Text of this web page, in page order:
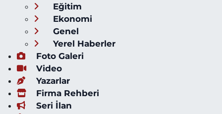
Eğitim
Ekonomi
Genel
Yerel Haberler
Foto Galeri
Video
Yazarlar
Firma Rehberi
Seri İlan